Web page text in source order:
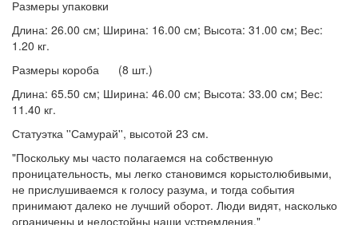
Размеры упаковки
Длина: 26.00 см; Ширина: 16.00 см; Высота: 31.00 см; Вес:
1.20 кг.
Размеры короба (8 шт.)
Длина: 65.50 см; Ширина: 46.00 см; Высота: 33.00 см; Вес:
11.40 кг.
Статуэтка ''Самурай'', высотой 23 см.
"Поскольку мы часто полагаемся на собственную
проницательность, мы легко становимся корыстолюбивыми,
не прислушиваемся к голосу разума, и тогда события
принимают далеко не лучший оборот. Люди видят, насколько
ограничены и недостойны наши устремления."